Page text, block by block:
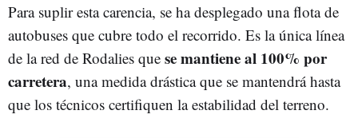
Para suplir esta carencia, se ha desplegado una flota de
autobuses que cubre todo el recorrido. Es la única línea
de la red de Rodalies que se mantiene al 100% por
carretera, una medida drástica que se mantendrá hasta
que los técnicos certifiquen la estabilidad del terreno.